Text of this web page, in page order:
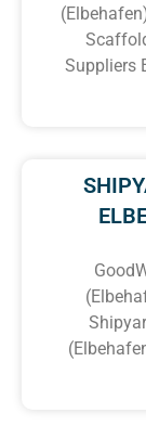
Suppliers